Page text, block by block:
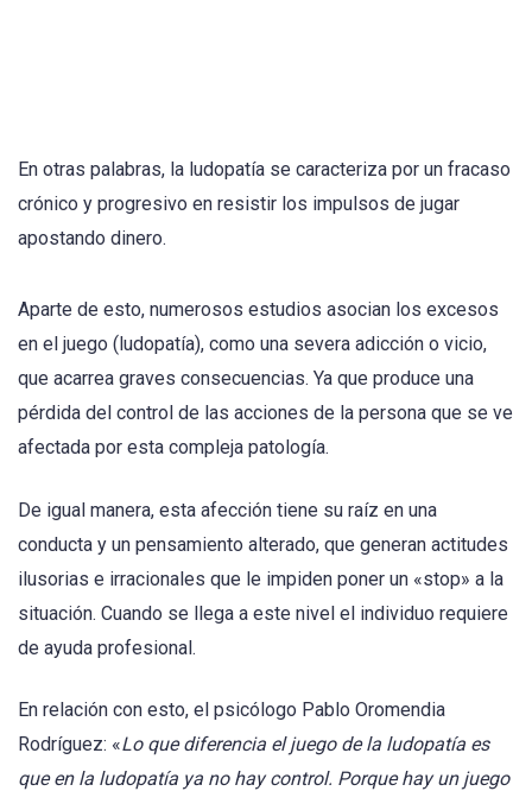
En otras palabras, la ludopatía se caracteriza por un fracaso
crónico y progresivo en resistir los impulsos de jugar
apostando dinero.
Aparte de esto, numerosos estudios asocian los excesos
en el juego (ludopatía), como una severa adicción o vicio,
que acarrea graves consecuencias. Ya que produce una
pérdida del control de las acciones de la persona que se ve
afectada por esta compleja patología.
De igual manera, esta afección tiene su raíz en una
conducta y un pensamiento alterado, que generan actitudes
ilusorias e irracionales que le impiden poner un «stop» a la
situación. Cuando se llega a este nivel el individuo requiere
de ayuda profesional.
En relación con esto, el psicólogo Pablo Oromendia
Rodríguez: «Lo que diferencia el juego de la ludopatía es
que en la ludopatía ya no hay control. Porque hay un juego